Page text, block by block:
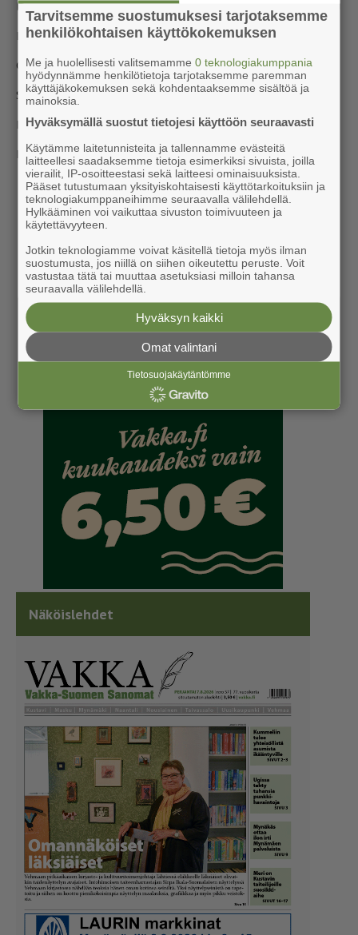
Kam­pan­ja lop­puu: 7.8.2026
Ra­hoit­ta­jan nimi: Ko­koo­muk­sen Edus­kun­ta­ryh­mä
Osoi­te: Edus­kun­ta, 00102 Hel­sin­ki, Suo­mi
Säh­kö­pos­ti: mik­ko.kor­te­lai­nen@edus­kun­ta.fi
Ra­hoi­tuk­sen mää­rä: 300€
Ra­hoi­tuk­sen läh­de: Ko­koo­muk­sen Edus­kun­ta­ryh­mä
Näköislehdet
Tarvitsemme suostumuksesi tarjotaksemme
henkilökohtaisen käyttökokemuksen
Me ja huolellisesti valitsemamme0 teknologiakumppania
hyödynnämme henkilötietoja tarjotaksemme paremman
käyttäjäkokemuksen sekä kohdentaaksemme sisältöä ja
mainoksia.
Hyväksymällä suostut tietojesi käyttöön seuraavasti
Käytämme laitetunnisteita ja tallennamme evästeitä
laitteellesi saadaksemme tietoja esimerkiksi sivuista, joilla
vierailit, IP-osoitteestasi sekä laitteesi ominaisuuksista.
Pääset tutustumaan yksityiskohtaisesti käyttötarkoituksiin ja
teknologiakumppaneihimme seuraavalla välilehdellä.
Hylkääminen voi vaikuttaa sivuston toimivuuteen ja
käytettävyyteen.
Jotkin teknologiamme voivat käsitellä tietoja myös ilman
suostumusta, jos niillä on siihen oikeutettu peruste. Voit
vastustaa tätä tai muuttaa asetuksiasi milloin tahansa
seuraavalla välilehdellä.
Hyväksyn kaikki
Omat valintani
Tietosuojakäytäntömme